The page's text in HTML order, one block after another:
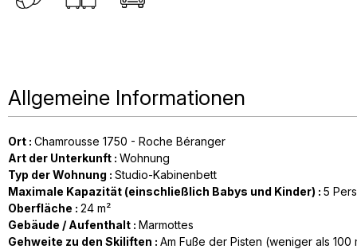
Allgemeine Informationen
Ort : Chamrousse 1750 - Roche Béranger
Art der Unterkunft : Wohnung
Typ der Wohnung : Studio-Kabinenbett
Maximale Kapazität (einschließlich Babys und Kinder) : 5
Oberfläche : 24 m²
Gebäude / Aufenthalt : Marmottes
Gehweite zu den Skiliften : Am Fuße der Pisten (weniger als 100